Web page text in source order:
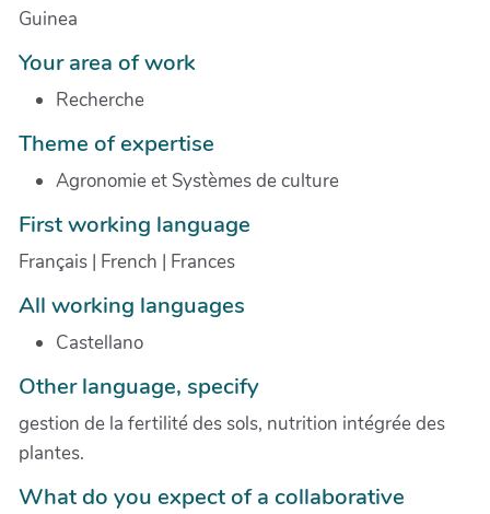
Guinea
Your area of work
Recherche
Theme of expertise
Agronomie et Systèmes de culture
First working language
Français | French | Frances
All working languages
Castellano
Other language, specify
gestion de la fertilité des sols, nutrition intégrée des
plantes.
What do you expect of a collaborative